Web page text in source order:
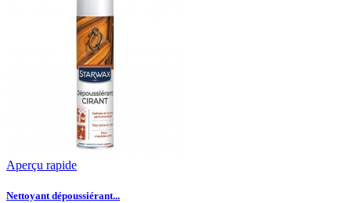
Aperçu rapide
Nettoyant dépoussiérant...